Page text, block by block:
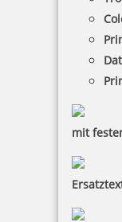
mit
Trodat
Jetzt gestalten